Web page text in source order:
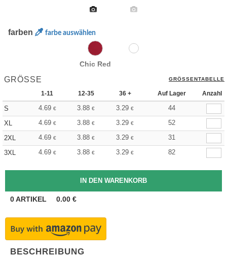
farben farbe auswählen
Chic Red
GRÖSSE GRÖSSENTABELLE
1-11 12-35 36 + Auf Lager Anzahl
S 4.69 € 3.88 € 3.29 €
44
XL
4.69 € 3.88 € 3.29 €
52
2XL
4.69 € 3.88 € 3.29 €
31
3XL
4.69 € 3.88 € 3.29 € 82
0ARTIKEL 0.00 €
BESCHREIBUNG